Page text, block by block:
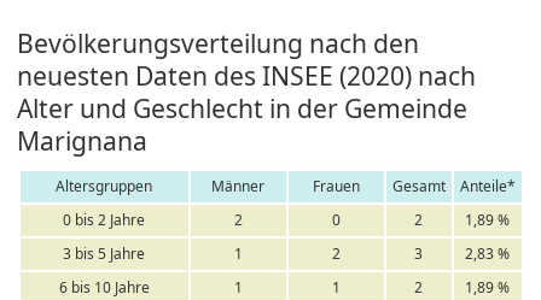
Bevölkerungsverteilung nach den
neuesten Daten des INSEE (2020) nach
Alter und Geschlecht in der Gemeinde
Marignana
Altersgruppen Männer Frauen Gesamt
Anteile*
0 bis 2 Jahre
2 0 2
1,89 %
3 bis 5 Jahre
1 2 3
2,83 %
6 bis 10 Jahre
1 1 2
1,89 %